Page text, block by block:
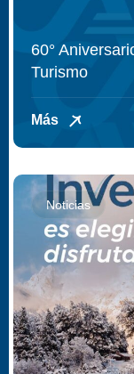
60°
Turismo
Más
Noticias